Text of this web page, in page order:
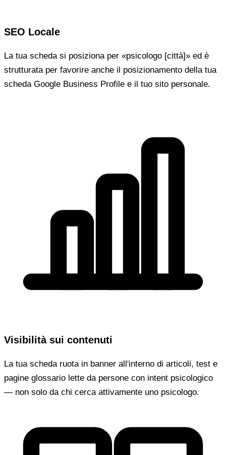
SEO Locale
La tua scheda si posiziona per «psicologo [città]» ed è
strutturata per favorire anche il posizionamento della tua
scheda Google Business Profile e il tuo sito personale.
Visibilità sui contenuti
La tua scheda ruota in banner all'interno di articoli, test e
pagine glossario lette da persone con intent psicologico
— non solo da chi cerca attivamente uno psicologo.